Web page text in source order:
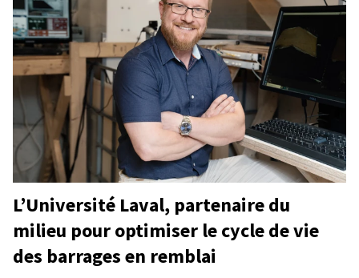
L’Université Laval, partenaire du
milieu pour optimiser le cycle de vie
des barrages en remblai